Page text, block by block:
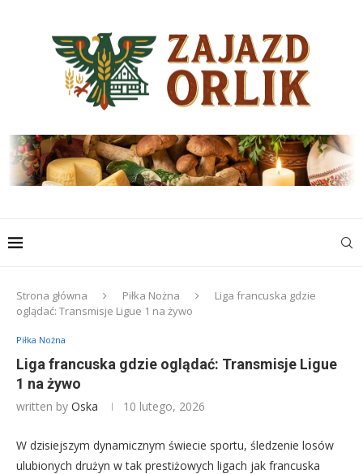
Strona główna Piłka Nożna
Liga francuska gdzie
oglądać: Transmisje Ligue 1 na żywo
Piłka Nożna
Liga francuska gdzie oglądać: Transmisje Ligue
1 na żywo
written by Oska 10 lutego, 2026
W dzisiejszym dynamicznym świecie sportu, śledzenie losów
ulubionych drużyn w tak prestiżowych ligach jak francuska